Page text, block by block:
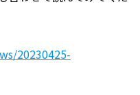
20230425-